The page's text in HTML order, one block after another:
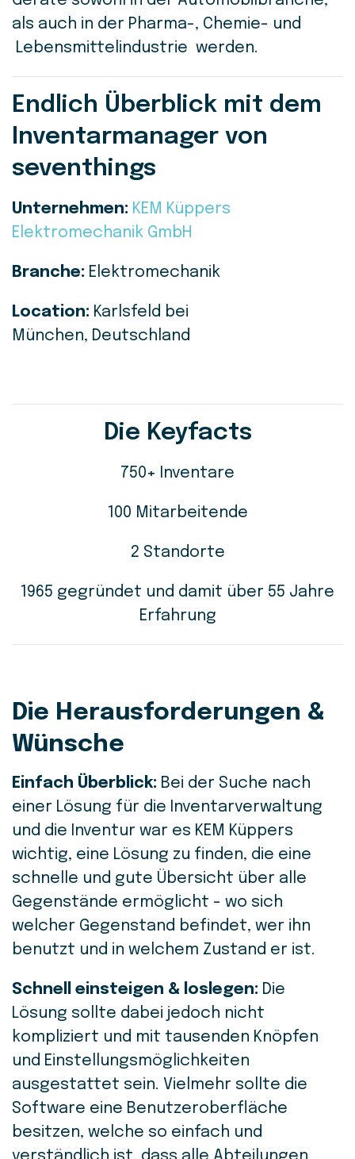
als auch in der Pharma-, Chemie- und
Lebensmittelindustrie werden.
Endlich Überblick mit dem
Inventarmanager von
seventhings
Unternehmen: KEM Küppers
Elektromechanik GmbH
Branche: Elektromechanik
Location: Karlsfeld bei
München, Deutschland
Die Keyfacts
750+ Inventare
100 Mitarbeitende
2 Standorte
1965 gegründet und damit über 55 Jahre
Erfahrung
Die Herausforderungen &
Wünsche
Einfach Überblick: Bei der Suche nach
einer Lösung für die Inventarverwaltung
und die Inventur war es KEM Küppers
wichtig, eine Lösung zu finden, die eine
schnelle und gute Übersicht über alle
Gegenstände ermöglicht - wo sich
welcher Gegenstand befindet, wer ihn
benutzt und in welchem Zustand er ist.
Schnell einsteigen & loslegen: Die
Lösung sollte dabei jedoch nicht
kompliziert und mit tausenden Knöpfen
und Einstellungsmöglichkeiten
ausgestattet sein. Vielmehr sollte die
Software eine Benutzeroberfläche
besitzen, welche so einfach und